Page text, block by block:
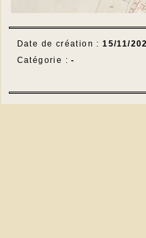
Date de création :15/11/
Catégorie :-